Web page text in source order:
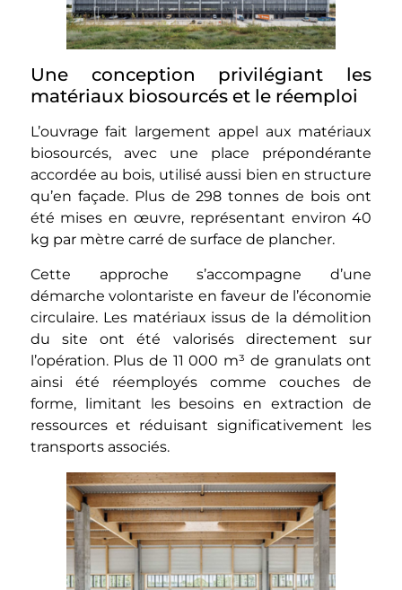
Une conception privilégiant les
matériaux biosourcés et le réemploi
L’ouvrage fait largement appel aux matériaux
biosourcés, avec une place prépondérante
accordée au bois, utilisé aussi bien en structure
qu’en façade. Plus de 298 tonnes de bois ont
été mises en œuvre, représentant environ 40
kg par mètre carré de surface de plancher.
Cette approche s’accompagne d’une
démarche volontariste en faveur de l’économie
circulaire. Les matériaux issus de la démolition
du site ont été valorisés directement sur
l’opération. Plus de 11 000 m³ de granulats ont
ainsi été réemployés comme couches de
forme, limitant les besoins en extraction de
ressources et réduisant significativement les
transports associés.